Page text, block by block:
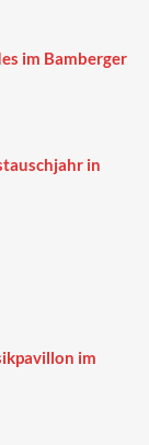
im Bamberger
in
im